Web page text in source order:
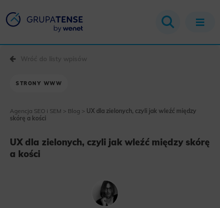
STRONY WWW
Agencja SEO i SEM > Blog > UX dla zielonych, czyli jak wleźć między
skórę a kości
UX dla zielonych, czyli jak wleźć między skórę
a kości